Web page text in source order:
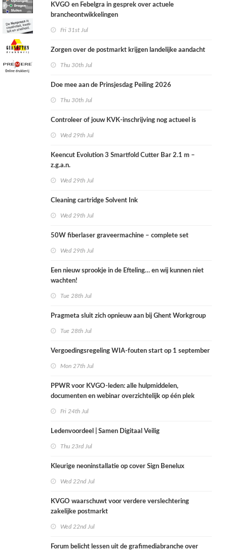
KVGO en Febelgra in gesprek over actuele
brancheontwikkelingen
Fri 31st Jul
Zorgen over de postmarkt krijgen landelijke aandacht
Thu 30th Jul
Doe mee aan de Prinsjesdag Peiling 2026
Thu 30th Jul
Controleer of jouw KVK-inschrijving nog actueel is
Wed 29th Jul
Keencut Evolution 3 Smartfold Cutter Bar 2.1 m –
z.g.a.n.
Wed 29th Jul
Cleaning cartridge Solvent Ink
Wed 29th Jul
50W fiberlaser graveermachine – complete set
Wed 29th Jul
Een nieuw sprookje in de Efteling… en wij kunnen niet
wachten!
Tue 28th Jul
Pragmeta sluit zich opnieuw aan bij Ghent Workgroup
Tue 28th Jul
Vergoedingsregeling WIA-fouten start op 1 september
Mon 27th Jul
PPWR voor KVGO-leden: alle hulpmiddelen,
documenten en webinar overzichtelijk op één plek
Fri 24th Jul
Ledenvoordeel | Samen Digitaal Veilig
Thu 23rd Jul
Kleurige neoninstallatie op cover Sign Benelux
Wed 22nd Jul
KVGO waarschuwt voor verdere verslechtering
zakelijke postmarkt
Wed 22nd Jul
Forum belicht lessen uit de grafimediabranche over